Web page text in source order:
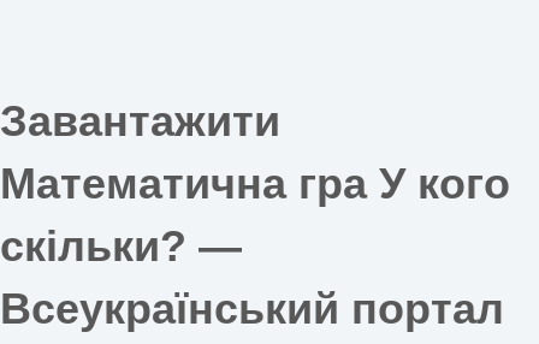
Завантажити
Математична гра У кого
скільки? —
Всеукраїнський портал